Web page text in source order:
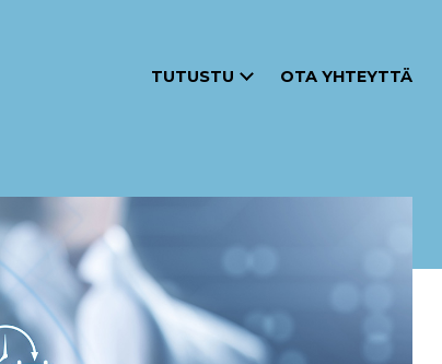
TUTUSTU OTA YHTEYTTÄ